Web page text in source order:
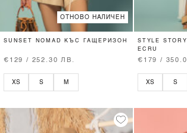
ОТНОВО НАЛИЧЕН
SUNSET NOMAD КЪС ГАЩЕРИЗОН
€129 / 252.30 ЛВ.
XS S M
STYLE
ECRU
€179 /
XS S